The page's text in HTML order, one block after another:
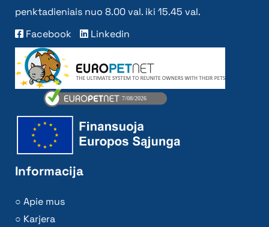
penktadieniais nuo 8.00 val. iki 15.45 val.
Facebook
Linkedin
Informacija
Apie mus
Karjera